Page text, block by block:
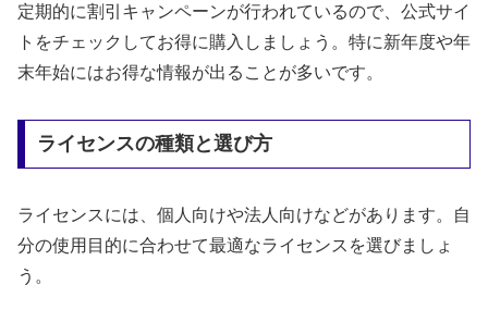
定期的に割引キャンペーンが行われているので、公式サイ
トをチェックしてお得に購入しましょう。特に新年度や年
末年始にはお得な情報が出ることが多いです。
ライセンスの種類と選び方
ライセンスには、個人向けや法人向けなどがあります。自
分の使用目的に合わせて最適なライセンスを選びましょ
う。